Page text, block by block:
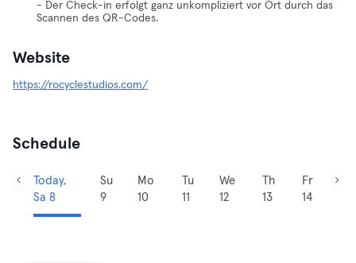
- Der Check-in erfolgt ganz unkompliziert vor Ort durch das
Scannen des QR-Codes.
Website
https://rocyclestudios.com/
Schedule
Today,
Sa 8
Su
9
Mo
10
Tu
11
We
12
Th
13
Fr
14